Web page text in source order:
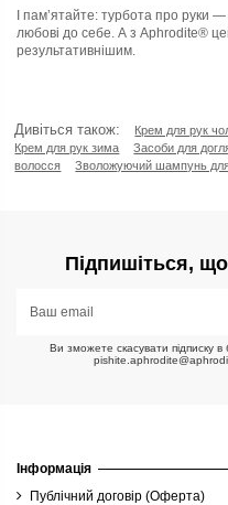
І пам’ятайте: турбота про
любові до себе. А з Aphrodite®
результативнішим.
Дивіться також: Крем для рук
Крем для рук зима
Засоби для
волосся
Зволожуючий шампунь
Підпишіться,
Ви зможете скасувати підписку
Інформація
Публічний договір (Оферта)